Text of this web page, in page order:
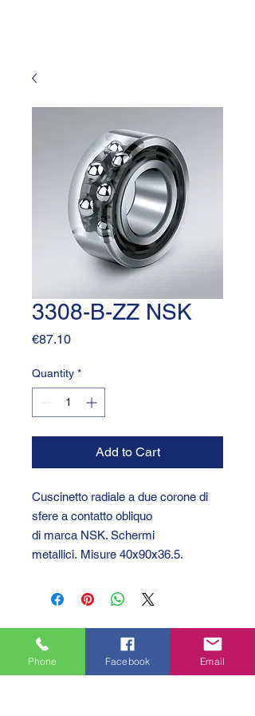
3308-B-ZZ NSK
€87.10Price
Quantity *
Add to Cart
Cuscinetto radiale a due corone di
sfere a contatto obliquo
di marca NSK. Schermi
metallici. Misure 40x90x36.5.
Phone Facebook Email